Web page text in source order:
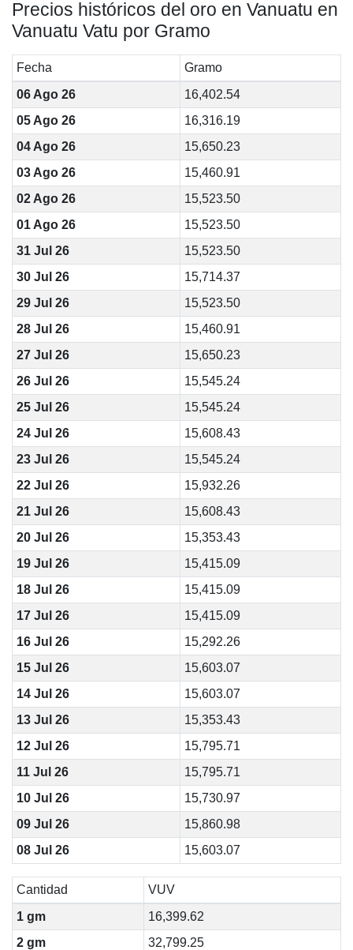
Precios históricos del oro en Vanuatu en
Vanuatu Vatu por Gramo
Fecha
Gramo
06 Ago 26
16,402.54
05 Ago 26
16,316.19
04 Ago 26
15,650.23
03 Ago 26
15,460.91
02 Ago 26
15,523.50
01 Ago 26
15,523.50
31 Jul 26
15,523.50
30 Jul 26
15,714.37
29 Jul 26
15,523.50
28 Jul 26
15,460.91
27 Jul 26
15,650.23
26 Jul 26
15,545.24
25 Jul 26
15,545.24
24 Jul 26
15,608.43
23 Jul 26
15,545.24
22 Jul 26
15,932.26
21 Jul 26
15,608.43
20 Jul 26
15,353.43
19 Jul 26
15,415.09
18 Jul 26
15,415.09
17 Jul 26
15,415.09
16 Jul 26
15,292.26
15 Jul 26
15,603.07
14 Jul 26
15,603.07
13 Jul 26
15,353.43
12 Jul 26
15,795.71
11 Jul 26
15,795.71
10 Jul 26
15,730.97
09 Jul 26
15,860.98
08 Jul 26
15,603.07
Cantidad
VUV
1 gm
16,399.62
2 gm
32,799.25